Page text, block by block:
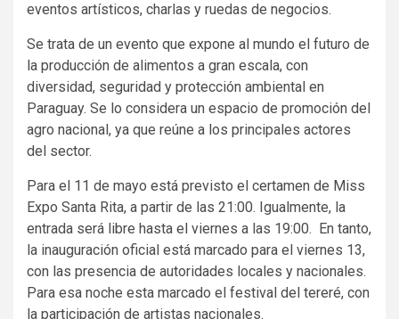
eventos artísticos, charlas y ruedas de negocios.
Se trata de un evento que expone al mundo el futuro de
la producción de alimentos a gran escala, con
diversidad, seguridad y protección ambiental en
Paraguay. Se lo considera un espacio de promoción del
agro nacional, ya que reúne a los principales actores
del sector.
Para el 11 de mayo está previsto el certamen de Miss
Expo Santa Rita, a partir de las 21:00. Igualmente, la
entrada será libre hasta el viernes a las 19:00. En tanto,
la inauguración oficial está marcado para el viernes 13,
con las presencia de autoridades locales y nacionales.
Para esa noche esta marcado el festival del tereré, con
la participación de artistas nacionales.